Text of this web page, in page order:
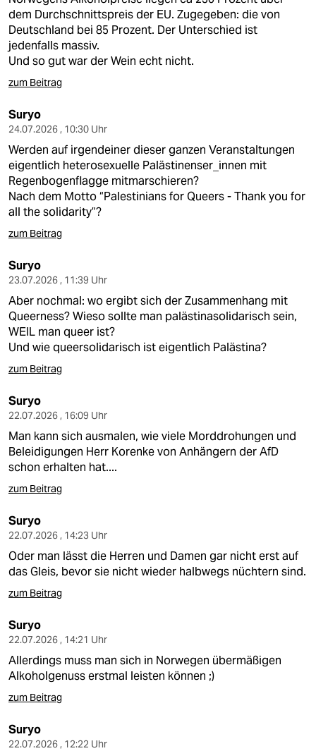
dem Durchschnittspreis der EU. Zugegeben: die von
Deutschland bei 85 Prozent. Der Unterschied ist
jedenfalls massiv.
Und so gut war der Wein echt nicht.
zum Beitrag
Suryo
24.07.2026 , 10:30 Uhr
Werden auf irgendeiner dieser ganzen Veranstaltungen
eigentlich heterosexuelle Palästinenser_innen mit
Regenbogenflagge mitmarschieren?
Nach dem Motto “Palestinians for Queers - Thank you for
all the solidarity”?
zum Beitrag
Suryo
23.07.2026 , 11:39 Uhr
Aber nochmal: wo ergibt sich der Zusammenhang mit
Queerness? Wieso sollte man palästinasolidarisch sein,
WEIL man queer ist?
Und wie queersolidarisch ist eigentlich Palästina?
zum Beitrag
Suryo
22.07.2026 , 16:09 Uhr
Man kann sich ausmalen, wie viele Morddrohungen und
Beleidigungen Herr Korenke von Anhängern der AfD
schon erhalten hat....
zum Beitrag
Suryo
22.07.2026 , 14:23 Uhr
Oder man lässt die Herren und Damen gar nicht erst auf
das Gleis, bevor sie nicht wieder halbwegs nüchtern sind.
zum Beitrag
Suryo
22.07.2026 , 14:21 Uhr
Allerdings muss man sich in Norwegen übermäßigen
Alkoholgenuss erstmal leisten können ;)
zum Beitrag
Suryo
22.07.2026 , 12:22 Uhr